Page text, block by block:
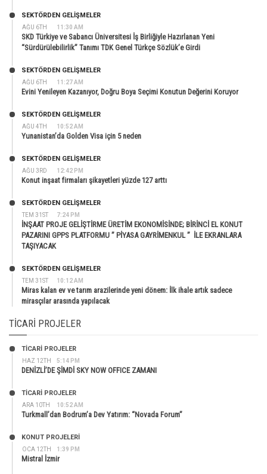
AĞU 6TH 11:30 AM
SEKTÖRDEN GELIŞMELER
SKD Türkiye ve Sabancı Üniversitesi İş Birliğiyle Hazırlanan Yeni
“Sürdürülebilirlik” Tanımı TDK Genel Türkçe Sözlük’e Girdi
AĞU 6TH 11:27 AM
SEKTÖRDEN GELIŞMELER
Evini Yenileyen Kazanıyor, Doğru Boya Seçimi Konutun Değerini Koruyor
AĞU 4TH 10:52 AM
SEKTÖRDEN GELIŞMELER
Yunanistan’da Golden Visa için 5 neden
AĞU 3RD 12:42 PM
SEKTÖRDEN GELIŞMELER
Konut inşaat firmaları şikayetleri yüzde 127 arttı
TEM 31ST 7:24 PM
SEKTÖRDEN GELIŞMELER
İNŞAAT PROJE GELİŞTİRME ÜRETİM EKONOMİSİNDE; BİRİNCİ EL KONUT
PAZARINI GPPS PLATFORMU ” PİYASA GAYRİMENKUL ” İLE EKRANLARA
TAŞIYACAK
TEM 31ST 10:12 AM
SEKTÖRDEN GELIŞMELER
Miras kalan ev ve tarım arazilerinde yeni dönem: İlk ihale artık sadece
mirasçılar arasında yapılacak
TICARI PROJELER
HAZ 12TH 5:14 PM
TİCARİ PROJELER
DENİZLİ’DE ŞİMDİ SKY NOW OFFICE ZAMANI
ARA 10TH 10:52 AM
TİCARİ PROJELER
Turkmall’dan Bodrum’a Dev Yatırım: “Novada Forum”
OCA 12TH 1:39 PM
KONUT PROJELERI
Mistral İzmir